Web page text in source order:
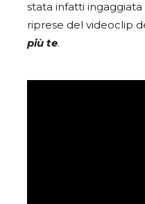
stata infatti
riprese del videoclip
più te.